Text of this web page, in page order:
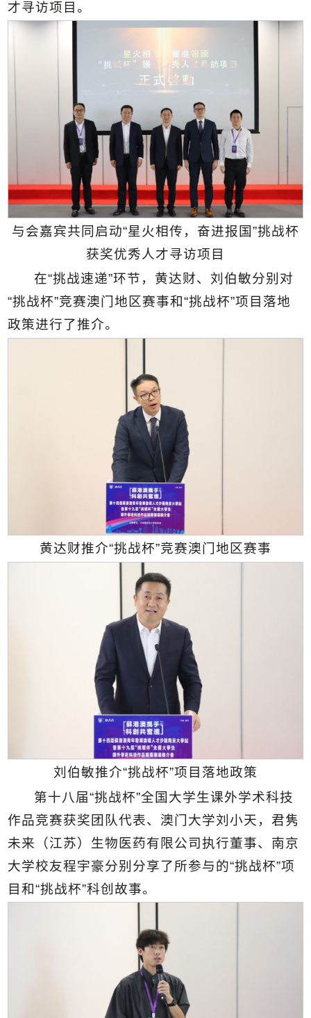
才寻访项目。
与会嘉宾共同启动“星火相传，奋进报国”挑战杯
获奖优秀人才寻访项目
在“挑战速递”环节，黄达财、刘伯敏分别对
“挑战杯”竞赛澳门地区赛事和“挑战杯”项目落地
政策进行了推介。
黄达财推介“挑战杯”竞赛澳门地区赛事
刘伯敏推介“挑战杯”项目落地政策
第十八届“挑战杯”全国大学生课外学术科技
作品竞赛获奖团队代表、澳门大学刘小天，君隽
未来（江苏）生物医药有限公司执行董事、南京
大学校友程宇豪分别分享了所参与的“挑战杯”项
目和“挑战杯”科创故事。